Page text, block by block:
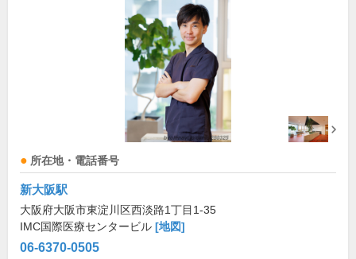
所在地・電話番号
新大阪駅
大阪府大阪市東淀川区西淡路1丁目1-35
IMC国際医療センタービル [地図]
06-6370-0505